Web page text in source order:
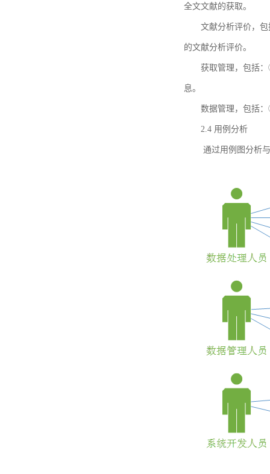
全文文献的获取。
文献分析评价，
的文献分析评价。
获取管理，包括
息。
数据管理，包括
2.4 用例分析
通过用例图分析